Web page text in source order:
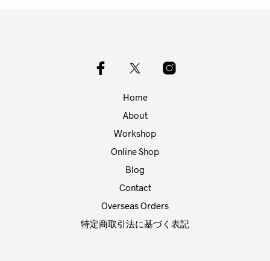
Home
About
Workshop
Online Shop
Blog
Contact
Overseas Orders
特定商取引法に基づく表記